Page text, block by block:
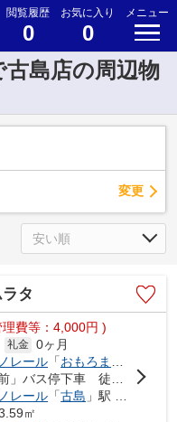
閲覧履歴
0
お気に入り
0
メニュー
島店の周辺物
変更
タ
理費等：4,000円 )
礼金 0ヶ月
レール 「おもろまち
「興南高校前」バス停下車 徒歩2分
レール 「古島 」駅 徒歩9分
㎡